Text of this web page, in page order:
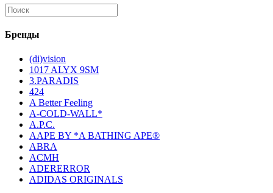
Бренды
(di)vision
1017 ALYX 9SM
3.PARADIS
424
A Better Feeling
A-COLD-WALL*
A.P.C.
AAPE BY *A BATHING APE®
ABRA
ACMH
ADERERROR
ADIDAS ORIGINALS